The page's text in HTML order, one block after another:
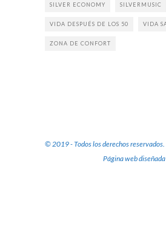
SILVER ECONOMY SILVERMUSIC
VIDA DESPUÉS DE LOS 50 VIDA
ZONA DE CONFORT
© 2019 - Todos los derechos reservados.
Página web